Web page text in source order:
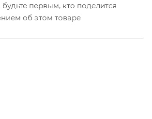
первым, кто поделится
об этом товаре